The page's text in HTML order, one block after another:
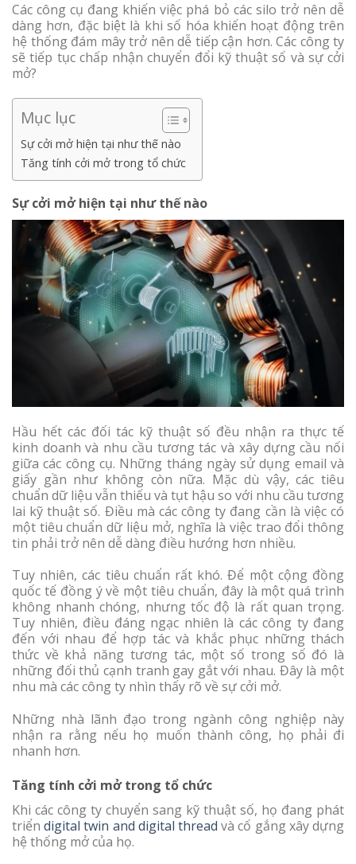
Các công cụ đang khiến việc phá bỏ các silo trở nên dễ
dàng hơn, đặc biệt là khi số hóa khiến hoạt động trên
hệ thống đám mây trở nên dễ tiếp cận hơn. Các công ty
sẽ tiếp tục chấp nhận chuyển đổi kỹ thuật số và sự cởi
mở?
Mục lục
Sự cởi mở hiện tại như thế nào
Tăng tính cởi mở trong tổ chức
Sự cởi mở hiện tại như thế nào
Hầu hết các đối tác kỹ thuật số đều nhận ra thực tế
kinh doanh và nhu cầu tương tác và xây dựng cầu nối
giữa các công cụ. Những tháng ngày sử dụng email và
giấy gần như không còn nữa. Mặc dù vậy, các tiêu
chuẩn dữ liệu vẫn thiếu và tụt hậu so với nhu cầu tương
lai kỹ thuật số. Điều mà các công ty đang cần là việc có
một tiêu chuẩn dữ liệu mở, nghĩa là việc trao đổi thông
tin phải trở nên dễ dàng điều hướng hơn nhiều.
Tuy nhiên, các tiêu chuẩn rất khó. Để một cộng đồng
quốc tế đồng ý về một tiêu chuẩn, đây là một quá trình
không nhanh chóng, nhưng tốc độ là rất quan trọng.
Tuy nhiên, điều đáng ngạc nhiên là các công ty đang
đến với nhau để hợp tác và khắc phục những thách
thức về khả năng tương tác, một số trong số đó là
những đối thủ cạnh tranh gay gắt với nhau. Đây là một
nhu mà các công ty nhìn thấy rõ về sự cởi mở.
Những nhà lãnh đạo trong ngành công nghiệp này
nhận ra rằng nếu họ muốn thành công, họ phải đi
nhanh hơn.
Tăng tính cởi mở trong tổ chức
Khi các công ty chuyển sang kỹ thuật số, họ đang phát
triểndigital twin and digital thread và cố gắng xây dựng
hệ thống mở của họ.